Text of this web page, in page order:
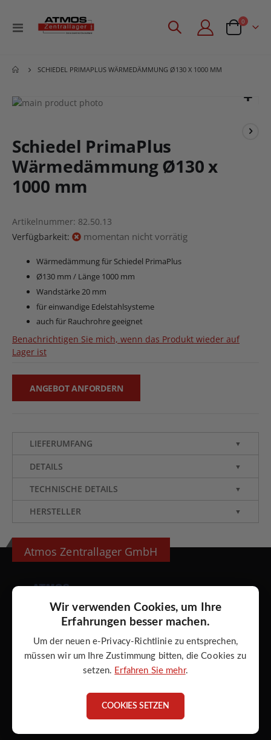
Wir verwenden Cookies, um Ihre
Erfahrungen besser machen.
Um der neuen e-Privacy-Richtlinie zu entsprechen,
müssen wir um Ihre Zustimmung bitten, die Cookies zu
setzen. Erfahren Sie mehr.
COOKIES SETZEN
Navigation
0 Artikel
SCHIEDEL PRIMAPLUS WÄRMEDÄMMUNG Ø130 X 1000 MM
Zum
Bildgalerie
springen
der
Bildgalerie
springen
Schiedel PrimaPlus
Wärmedämmung Ø130 x
1000 mm
Artikelnummer 82.50.13
Verfügbarkeit:
momentan nicht vorrätig
Wärmedämmung für Schiedel PrimaPlus
Ø130 mm / Länge 1000 mm
Wandstärke 20 mm
für einwandige Edelstahlsysteme
auch für Rauchrohre geeignet
Benachrichtigen Sie mich, wenn das Produkt wieder auf
Lager ist
ANGEBOT ANFORDERN
LIEFERUMFANG ▼
DETAILS ▼
TECHNISCHE DETAILS ▼
HERSTELLER ▼
Atmos Zentrallager GmbH
ATMOS Zentrallager GmbH
Torgauer Str. 10 - 14
D - 04862 Mockrehna
info@atmos-zentrallager.de